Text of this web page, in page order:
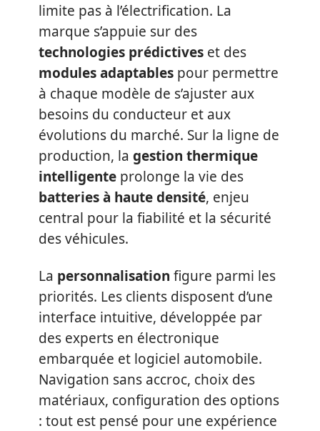
limite pas à l’électrification. La
marque s’appuie sur des
technologies prédictives et des
modules adaptables pour permettre
à chaque modèle de s’ajuster aux
besoins du conducteur et aux
évolutions du marché. Sur la ligne de
production, la gestion thermique
intelligente prolonge la vie des
batteries à haute densité, enjeu
central pour la fiabilité et la sécurité
des véhicules.
La personnalisation figure parmi les
priorités. Les clients disposent d’une
interface intuitive, développée par
des experts en électronique
embarquée et logiciel automobile.
Navigation sans accroc, choix des
matériaux, configuration des options
: tout est pensé pour une expérience